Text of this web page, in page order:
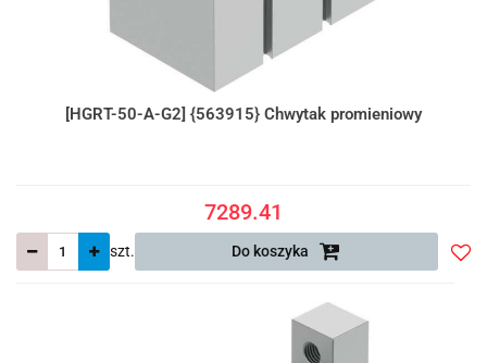
[HGRT-50-A-G2] {563915} Chwytak promieniowy
7289.41
szt. Do koszyka